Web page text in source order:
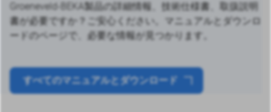
Groeneveld-BEKA製品の詳細情報、技術仕様書、取扱説明
書が必要ですか？ご安心ください。マニュアルとダウンロ
ードのページで、必要な情報が見つかります。
すべてのマニュアルとダウンロード